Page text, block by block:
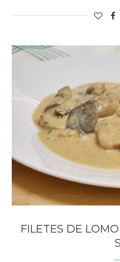
FILETES DE